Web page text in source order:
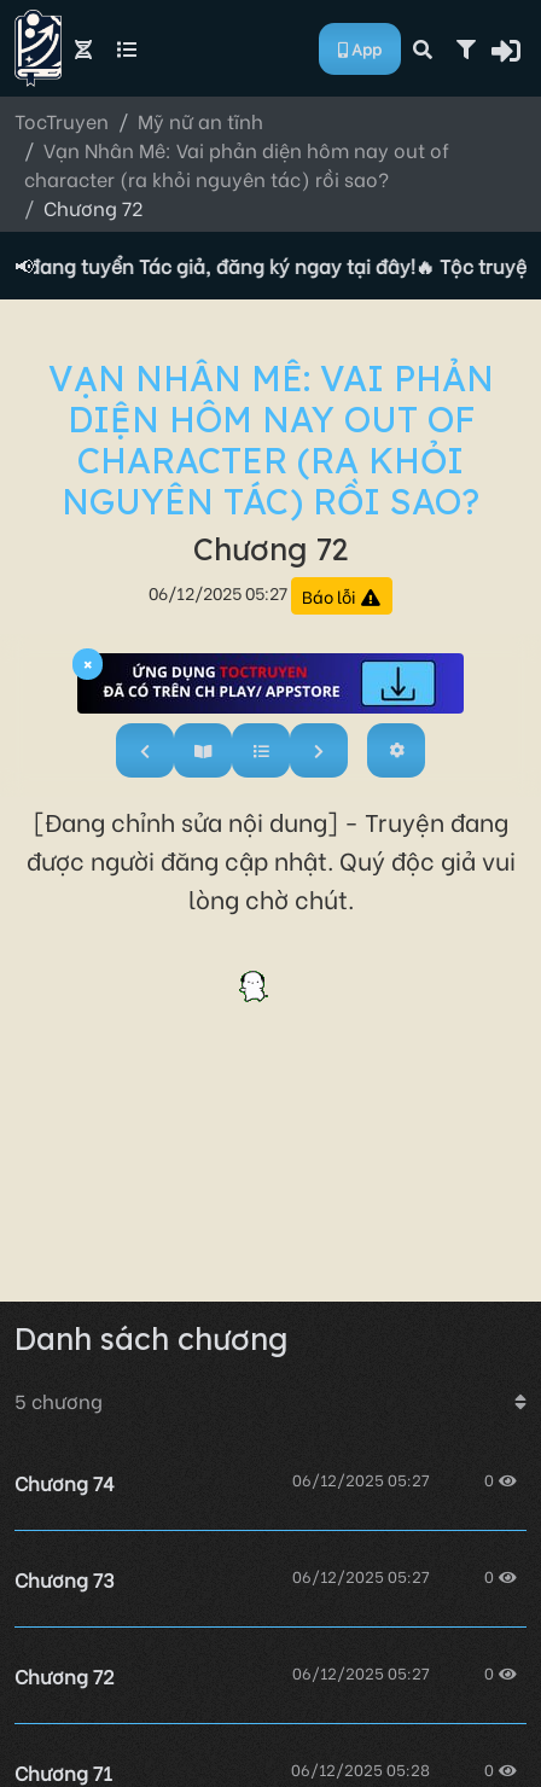
App
TocTruyen
Mỹ nữ an tĩnh
Vạn Nhân Mê: Vai phản diện hôm nay out of
character (ra khỏi nguyên tác) rồi sao?
Chương 72
📢
đang tuyển Tác giả, đăng ký ngay tại đây!🔥 Tộc truyện
VẠN NHÂN MÊ: VAI PHẢN
DIỆN HÔM NAY OUT OF
CHARACTER (RA KHỎI
NGUYÊN TÁC) RỒI SAO?
Chương 72
06/12/2025 05:27 Báo lỗi
×
[Đang chỉnh sửa nội dung] - Truyện đang
được người đăng cập nhật. Quý độc giả vui
lòng chờ chút.
Danh sách chương
5 chương
Chương 74 06/12/2025 05:27 0
Chương 73 06/12/2025 05:27 0
Chương 72 06/12/2025 05:27 0
Chương 71 06/12/2025 05:28 0